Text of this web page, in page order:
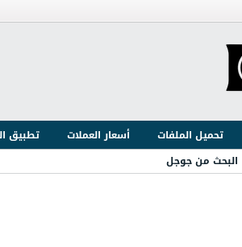
تحميل الملفات أسعار العملات تطبيق
البحث من جوجل